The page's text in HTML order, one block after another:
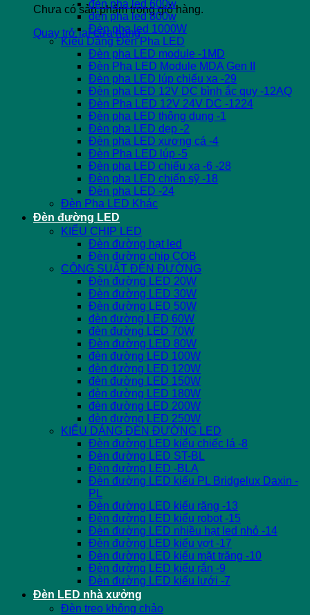
Chưa có sản phẩm trong giỏ hàng.
Quay trở lại cửa hàng
đèn pha led 600w
đèn pha led 800w
Đèn pha led 1000W
Kiểu Dáng Đèn Pha LED
Đèn pha LED module -1MD
Đèn Pha LED Module MDA Gen II
Đèn pha LED lúp chiếu xa -29
Đèn pha LED 12V DC bình ắc quy -12AQ
Đèn Pha LED 12V 24V DC -1224
Đèn pha LED thông dụng -1
Đèn pha LED dẹp -2
Đèn pha LED xương cá -4
Đèn Pha LED lúp -5
Đèn pha LED chiếu xa -6 -28
Đèn pha LED chiến sỹ -18
Đèn pha LED -24
Đèn Pha LED Khác
Đèn đường LED
KIỂU CHIP LED
Đèn đường hạt led
Đèn đường chip COB
CÔNG SUẤT ĐÈN ĐƯỜNG
Đèn đường LED 20W
Đèn đường LED 30W
Đèn đường LED 50W
đèn đường LED 60W
đèn đường LED 70W
Đèn đường LED 80W
đèn đường LED 100W
đèn đường LED 120W
đèn đường LED 150W
đèn đường LED 180W
đèn đường LED 200W
đèn đường LED 250W
KIỂU DÁNG ĐÈN ĐƯỜNG LED
Đèn đường LED kiểu chiếc lá -8
Đèn đường LED ST-BL
Đèn đường LED -BLA
Đèn đường LED kiểu PL Bridgelux Daxin -
PL
Đèn đường LED kiểu răng -13
Đèn đường LED kiểu robot -15
Đèn đường LED nhiều hạt led nhỏ -14
Đèn đường LED kiểu vợt -17
Đèn đường LED kiểu mặt trăng -10
Đèn đường LED kiểu rắn -9
Đèn đường LED kiểu lưới -7
Đèn LED nhà xưởng
Đèn treo không chảo